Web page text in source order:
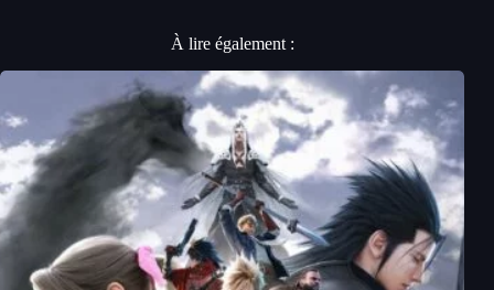
À lire également :